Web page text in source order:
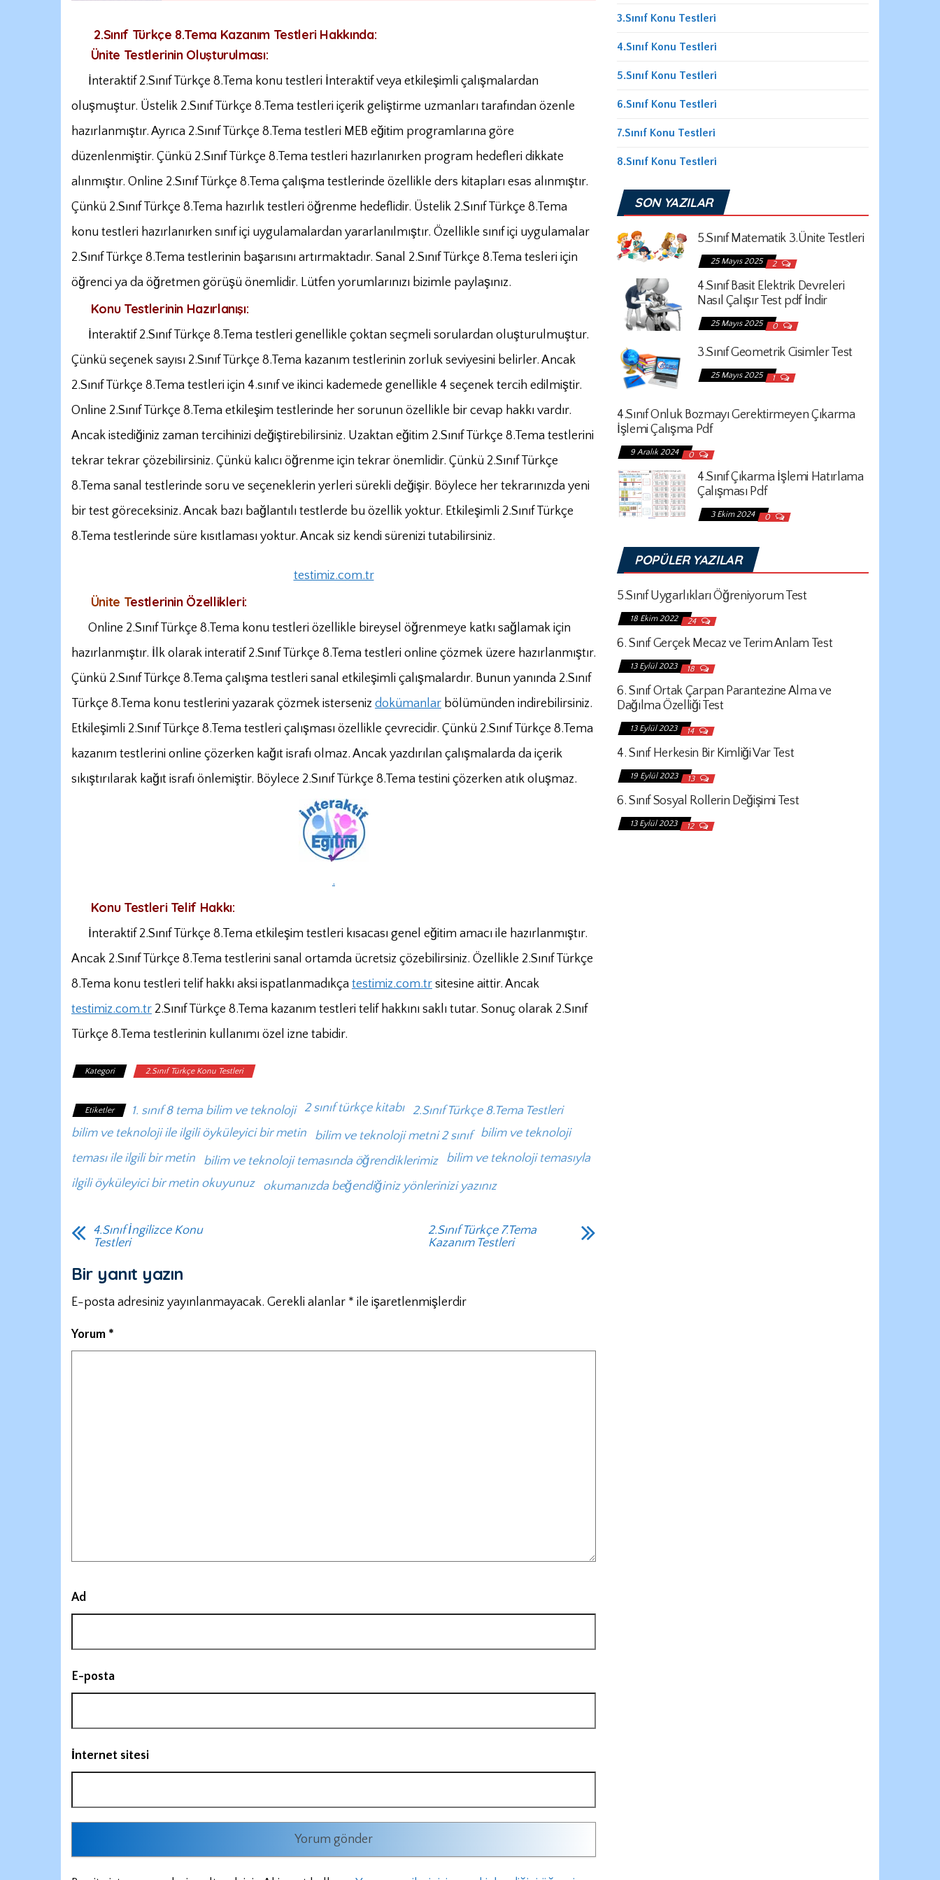
2.Sınıf Türkçe 8.Tema Kazanım Testleri Hakkında:
Ünite Testlerinin Oluşturulması:
İnteraktif 2.Sınıf Türkçe 8.Tema konu testleri İnteraktif veya etkileşimli çalışmalardan
oluşmuştur. Üstelik 2.Sınıf Türkçe 8.Tema testleri içerik geliştirme uzmanları tarafından özenle
hazırlanmıştır. Ayrıca 2.Sınıf Türkçe 8.Tema testleri MEB eğitim programlarına göre
düzenlenmiştir. Çünkü 2.Sınıf Türkçe 8.Tema testleri hazırlanırken program hedefleri dikkate
alınmıştır. Online 2.Sınıf Türkçe 8.Tema çalışma testlerinde özellikle ders kitapları esas alınmıştır.
Çünkü 2.Sınıf Türkçe 8.Tema hazırlık testleri öğrenme hedeflidir. Üstelik 2.Sınıf Türkçe 8.Tema
konu testleri hazırlanırken sınıf içi uygulamalardan yararlanılmıştır. Özellikle sınıf içi uygulamalar
2.Sınıf Türkçe 8.Tema testlerinin başarısını artırmaktadır. Sanal 2.Sınıf Türkçe 8.Tema tesleri için
öğrenci ya da öğretmen görüşü önemlidir. Lütfen yorumlarınızı bizimle paylaşınız.
Konu Testlerinin Hazırlanışı:
İnteraktif 2.Sınıf Türkçe 8.Tema testleri genellikle çoktan seçmeli sorulardan oluşturulmuştur.
Çünkü seçenek sayısı 2.Sınıf Türkçe 8.Tema kazanım testlerinin zorluk seviyesini belirler. Ancak
2.Sınıf Türkçe 8.Tema testleri için 4.sınıf ve ikinci kademede genellikle 4 seçenek tercih edilmiştir.
Online 2.Sınıf Türkçe 8.Tema etkileşim testlerinde her sorunun özellikle bir cevap hakkı vardır.
Ancak istediğiniz zaman tercihinizi değiştirebilirsiniz. Uzaktan eğitim 2.Sınıf Türkçe 8.Tema testlerini
tekrar tekrar çözebilirsiniz. Çünkü kalıcı öğrenme için tekrar önemlidir. Çünkü 2.Sınıf Türkçe
8.Tema sanal testlerinde soru ve seçeneklerin yerleri sürekli değişir. Böylece her tekrarınızda yeni
bir test göreceksiniz. Ancak bazı bağlantılı testlerde bu özellik yoktur. Etkileşimli 2.Sınıf Türkçe
8.Tema testlerinde süre kısıtlaması yoktur. Ancak siz kendi sürenizi tutabilirsiniz.
testimiz.com.tr
Ünite Testlerinin Özellikleri:
Online 2.Sınıf Türkçe 8.Tema konu testleri özellikle bireysel öğrenmeye katkı sağlamak için
hazırlanmıştır. İlk olarak interatif 2.Sınıf Türkçe 8.Tema testleri online çözmek üzere hazırlanmıştır.
Çünkü 2.Sınıf Türkçe 8.Tema çalışma testleri sanal etkileşimli çalışmalardır. Bunun yanında 2.Sınıf
Türkçe 8.Tema konu testlerini yazarak çözmek isterseniz dokümanlar bölümünden indirebilirsiniz.
Etkileşimli 2.Sınıf Türkçe 8.Tema testleri çalışması özellikle çevrecidir. Çünkü 2.Sınıf Türkçe 8.Tema
kazanım testlerini online çözerken kağıt israfı olmaz. Ancak yazdırılan çalışmalarda da içerik
sıkıştırılarak kağıt israfı önlemiştir. Böylece 2.Sınıf Türkçe 8.Tema testini çözerken atık oluşmaz.
.
Konu Testleri Telif Hakkı:
İnteraktif 2.Sınıf Türkçe 8.Tema etkileşim testleri kısacası genel eğitim amacı ile hazırlanmıştır.
Ancak 2.Sınıf Türkçe 8.Tema testlerini sanal ortamda ücretsiz çözebilirsiniz. Özellikle 2.Sınıf Türkçe
8.Tema konu testleri telif hakkı aksi ispatlanmadıkça testimiz.com.tr sitesine aittir. Ancak
testimiz.com.tr 2.Sınıf Türkçe 8.Tema kazanım testleri telif hakkını saklı tutar. Sonuç olarak 2.Sınıf
Türkçe 8.Tema testlerinin kullanımı özel izne tabidir.
Kategori 2.Sınıf Türkçe Konu Testleri
Etiketler 1. sınıf 8 tema bilim ve teknoloji 2 sınıf türkçe kitabı
2.Sınıf Türkçe 8.Tema Testleri
bilim ve teknoloji ile ilgili öyküleyici bir metin
bilim ve teknoloji metni 2 sınıf
bilim ve teknoloji
teması ile ilgili bir metin
bilim ve teknoloji temasında öğrendiklerimiz
bilim ve teknoloji temasıyla
ilgili öyküleyici bir metin okuyunuz
okumanızda beğendiğiniz yönlerinizi yazınız
4.Sınıf İngilizce Konu
Testleri
2.Sınıf Türkçe 7.Tema
Kazanım Testleri
Bir yanıt yazın
E-posta adresiniz yayınlanmayacak. Gerekli alanlar * ile işaretlenmişlerdir
Yorum *
Ad
E-posta
İnternet sitesi
3.Sınıf Konu Testleri
4.Sınıf Konu Testleri
5.Sınıf Konu Testleri
6.Sınıf Konu Testleri
7.Sınıf Konu Testleri
8.Sınıf Konu Testleri
SON YAZILAR
5.Sınıf Matematik 3.Ünite Testleri
25 Mayıs 2025 2
4.Sınıf Basit Elektrik Devreleri
Nasıl Çalışır Test pdf İndir
25 Mayıs 2025 0
3.Sınıf Geometrik Cisimler Test
25 Mayıs 2025 1
4.Sınıf Onluk Bozmayı Gerektirmeyen Çıkarma
İşlemi Çalışma Pdf
9 Aralık 2024 0
4.Sınıf Çıkarma İşlemi Hatırlama
Çalışması Pdf
3 Ekim 2024 0
POPÜLER YAZILAR
5.Sınıf Uygarlıkları Öğreniyorum Test
18 Ekim 2022 24
6. Sınıf Gerçek Mecaz ve Terim Anlam Test
13 Eylül 2023 18
6. Sınıf Ortak Çarpan Parantezine Alma ve
Dağılma Özelliği Test
13 Eylül 2023 14
4. Sınıf Herkesin Bir Kimliği Var Test
19 Eylül 2023 13
6. Sınıf Sosyal Rollerin Değişimi Test
13 Eylül 2023 12